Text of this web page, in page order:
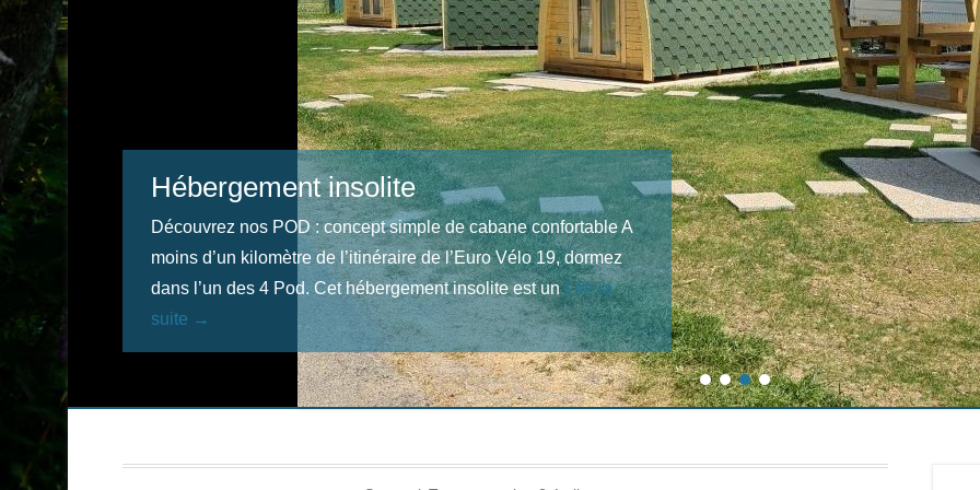
Hébergement insolite
Découvrez nos POD : concept simple de cabane confortable A
moins d’un kilomètre de l’itinéraire de l’Euro Vélo 19, dormez
dans l’un des 4 Pod. Cet hébergement insolite est unLire la
suite →
1 2 3 4